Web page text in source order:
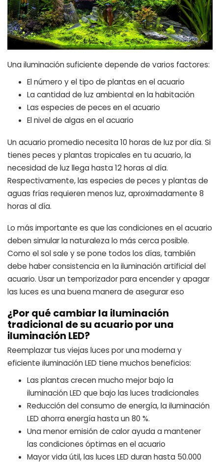
Una iluminación suficiente depende de varios factores:
El número y el tipo de plantas en el acuario
La cantidad de luz ambiental en la habitación
Las especies de peces en el acuario
El nivel de algas en el acuario
Un acuario promedio necesita 10 horas de luz por día. Si
tienes peces y plantas tropicales en tu acuario, la
necesidad de luz llega hasta 12 horas al día.
Respectivamente, las especies de peces y plantas de
aguas frías requieren menos luz, aproximadamente 8
horas al día.
Lo más importante es que las condiciones en el acuario
deben simular la naturaleza lo más cerca posible.
Como el sol sale y se pone todos los días, también
debe haber consistencia en la iluminación artificial del
acuario. Usar un temporizador para encender y apagar
las luces es una buena manera de asegurar eso
¿Por qué cambiar la iluminación
tradicional de su acuario por una
iluminación LED?
Reemplazar tus viejas luces por una moderna y
eficiente iluminación LED tiene muchos beneficios:
Las plantas crecen mucho mejor bajo la
iluminación LED que bajo las luces tradicionales
Reducción del consumo de energía, la iluminación
LED ahorra energía hasta un 80 %.
Una menor emisión de calor ayuda a mantener
las condiciones óptimas en el acuario
Mayor vida útil, las luces LED duran hasta 50.000